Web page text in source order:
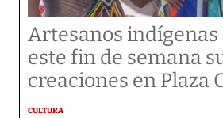
Artesanos
este fin de semana
creaciones en Plaza
CULTURA